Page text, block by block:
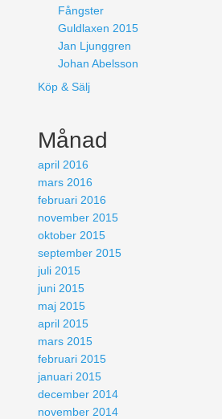
Fångster
Guldlaxen 2015
Jan Ljunggren
Johan Abelsson
Köp & Sälj
Månad
april 2016
mars 2016
februari 2016
november 2015
oktober 2015
september 2015
juli 2015
juni 2015
maj 2015
april 2015
mars 2015
februari 2015
januari 2015
december 2014
november 2014